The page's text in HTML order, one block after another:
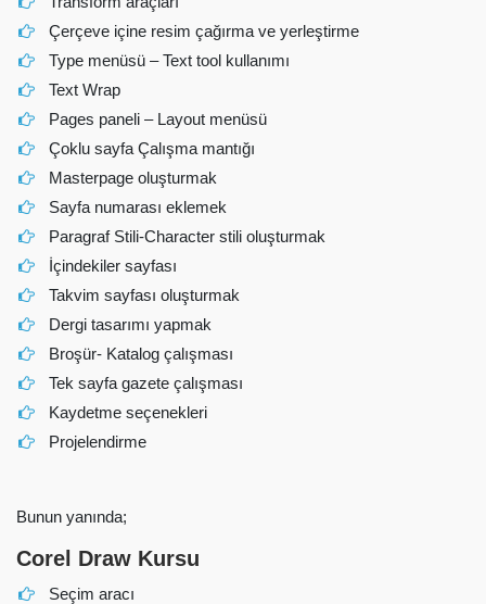
Çerçeve içine resim çağırma ve yerleştirme
Type menüsü – Text tool kullanımı
Text Wrap
Pages paneli – Layout menüsü
Çoklu sayfa Çalışma mantığı
Masterpage oluşturmak
Sayfa numarası eklemek
Paragraf Stili-Character stili oluşturmak
İçindekiler sayfası
Takvim sayfası oluşturmak
Dergi tasarımı yapmak
Broşür- Katalog çalışması
Tek sayfa gazete çalışması
Kaydetme seçenekleri
Projelendirme
Bunun yanında;
Corel Draw Kursu
Seçim aracı